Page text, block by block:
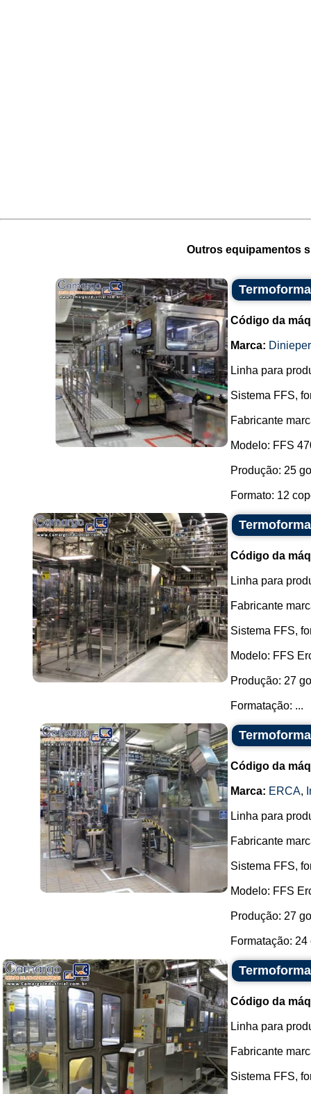
Outros equipamentos
Código da
Marca: Dinieper
Linha para
Sistema FFS,
Fabricante
Modelo: FFS
Produção: 25
Formato: 12
Código da
Linha para
Fabricante
Sistema FFS,
Modelo: FFS
Produção: 27
Formatação: ...
Código da
Marca: ERCA,
Linha para
Fabricante
Sistema FFS,
Modelo: FFS
Produção: 27
Formatação: 24
Código da
Linha para
Fabricante
Sistema FFS,